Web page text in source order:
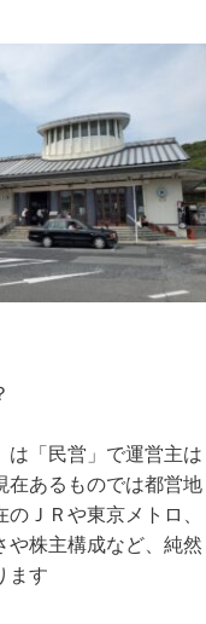
は「民営」で運営主は
在あるものでは都営地
ＪＲや東京メトロ、
や株主構成など、純然
ます